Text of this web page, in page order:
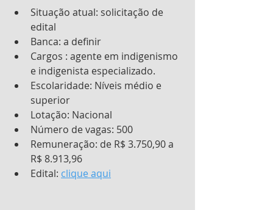
Situação atual: solicitação de
edital
Banca: a definir
Cargos : agente em indigenismo
e indigenista especializado.
Escolaridade: Níveis médio e
superior
Lotação: Nacional
Número de vagas: 500
Remuneração: de R$ 3.750,90 a
R$ 8.913,96
Edital: clique aqui